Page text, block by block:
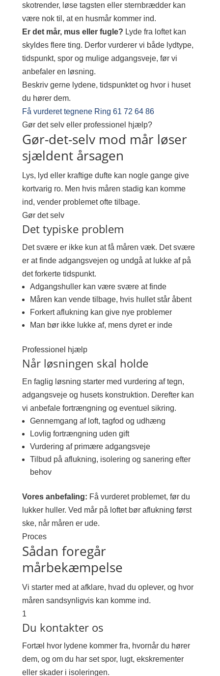
skotrender, løse tagsten eller sternbrædder kan
være nok til, at en husmår kommer ind.
Er det mår, mus eller fugle? Lyde fra loftet kan
skyldes flere ting. Derfor vurderer vi både lydtype,
tidspunkt, spor og mulige adgangsveje, før vi
anbefaler en løsning.
Beskriv gerne lydene, tidspunktet og hvor i huset
du hører dem.
Få vurderet tegnene Ring 61 72 64 86
Gør det selv eller professionel hjælp?
Gør-det-selv mod mår løser
sjældent årsagen
Lys, lyd eller kraftige dufte kan nogle gange give
kortvarig ro. Men hvis måren stadig kan komme
ind, vender problemet ofte tilbage.
Gør det selv
Det typiske problem
Det svære er ikke kun at få måren væk. Det svære
er at finde adgangsvejen og undgå at lukke af på
det forkerte tidspunkt.
Adgangshuller kan være svære at finde
Måren kan vende tilbage, hvis hullet står åbent
Forkert aflukning kan give nye problemer
Man bør ikke lukke af, mens dyret er inde
Professionel hjælp
Når løsningen skal holde
En faglig løsning starter med vurdering af tegn,
adgangsveje og husets konstruktion. Derefter kan
vi anbefale fortrængning og eventuel sikring.
Gennemgang af loft, tagfod og udhæng
Lovlig fortrængning uden gift
Vurdering af primære adgangsveje
Tilbud på aflukning, isolering og sanering efter
behov
Vores anbefaling: Få vurderet problemet, før du
lukker huller. Ved mår på loftet bør aflukning først
ske, når måren er ude.
Proces
Sådan foregår
mårbekæmpelse
Vi starter med at afklare, hvad du oplever, og hvor
måren sandsynligvis kan komme ind.
1
Du kontakter os
Fortæl hvor lydene kommer fra, hvornår du hører
dem, og om du har set spor, lugt, ekskrementer
eller skader i isoleringen.